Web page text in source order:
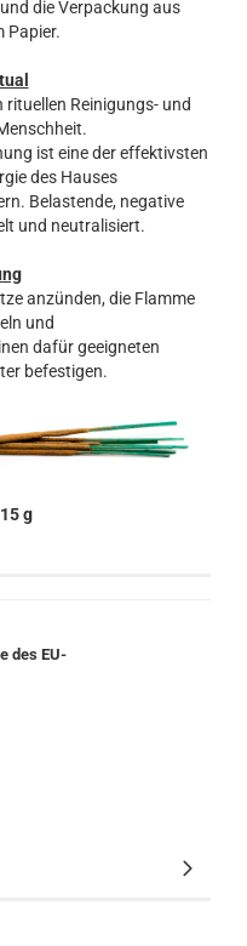
die Verpackung aus
Papier.
Reinigungs- und
ist eine der effektivsten
des Hauses
Belastende, negative
und neutralisiert.
anzünden, die Flamme
und
dafür geeigneten
befestigen.
g
des EU-